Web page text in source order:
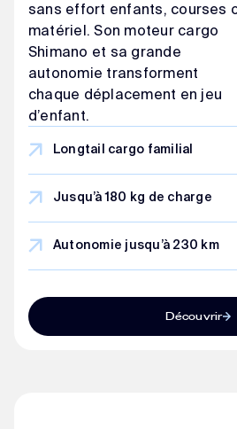
sans effort enfants, courses
matériel. Son moteur cargo
Shimano et sa grande
autonomie transforment
chaque déplacement en jeu
d’enfant.
Longtail cargo familial
Jusqu’à 180 kg de charge
Autonomie jusqu’à 230 km
Découvrir